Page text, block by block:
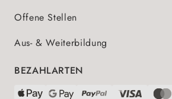
Offene Stellen
Aus- & Weiterbildung
BEZAHLARTEN